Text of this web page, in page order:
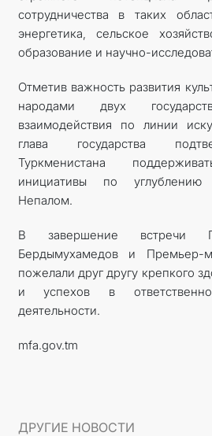
сотрудничества в таких
энергетика, сельское
образование и научно-
Отметив важность развития
народами двух
взаимодействия по линии
глава государства
Туркменистана
инициативы по углублению
Непалом.
В завершение встречи
Бердымухамедов и
пожелали друг другу крепкого
и успехов в
деятельности.
mfa.gov.tm
ДРУГИЕ НОВОСТИ